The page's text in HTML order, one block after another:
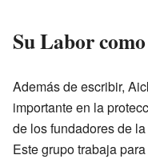
Su Labor
Además de escribir,
importante en la
de los fundadores de la
Este grupo trabaja